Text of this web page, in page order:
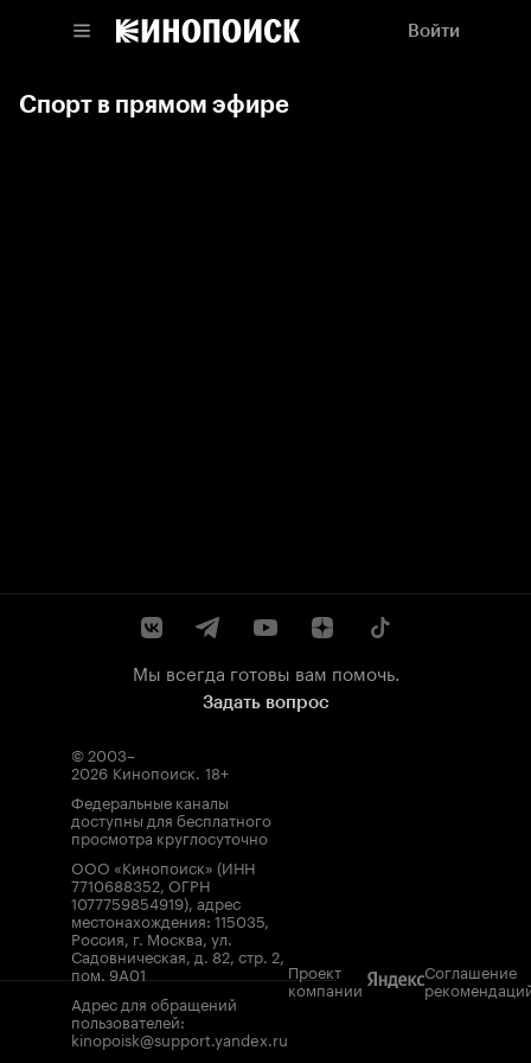
Войти
Спорт в прямом эфире
Мы всегда готовы вам помочь.
Задать вопрос
© 2003–
2026 Кинопоиск. 18+
Федеральные каналы
доступны для бесплатного
просмотра круглосуточно
ООО «Кинопоиск» (ИНН
7710688352, ОГРН
1077759854919), адрес
местонахождения: 115035,
Россия, г. Москва, ул.
Садовническая, д. 82, стр. 2,
пом. 9А01
Адрес для обращений
пользователей:
kinopoisk@support.yandex.ru
Проект
компании
Соглашение